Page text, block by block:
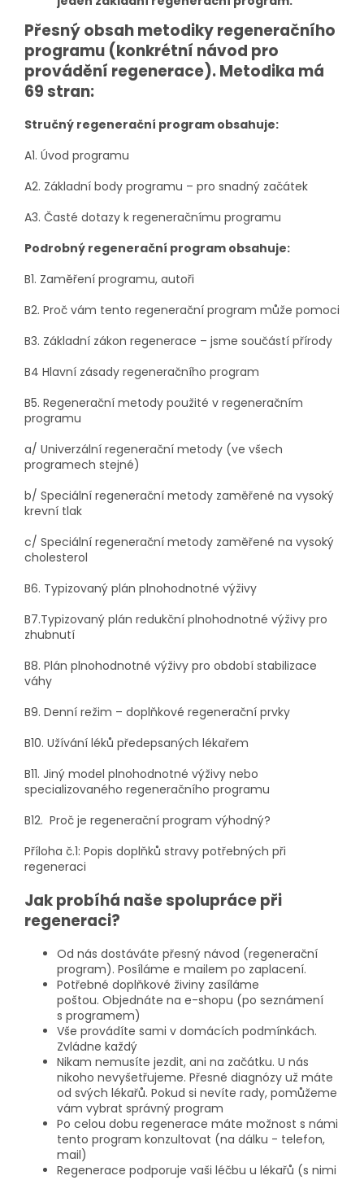
Přesný obsah metodiky regeneračního
programu (konkrétní návod pro
provádění regenerace). Metodika má
69 stran:
Stručný regenerační program obsahuje:
A1. Úvod programu
A2. Základní body programu – pro snadný začátek
A3. Časté dotazy k regeneračnímu programu
Podrobný regenerační program obsahuje:
B1. Zaměření programu, autoři
B2. Proč vám tento regenerační program může pomoci
B3. Základní zákon regenerace – jsme součástí přírody
B4 Hlavní zásady regeneračního program
B5. Regenerační metody použité v regeneračním
programu
a/ Univerzální regenerační metody (ve všech
programech stejné)
b/ Speciální regenerační metody zaměřené na vysoký
krevní tlak
c/ Speciální regenerační metody zaměřené na vysoký
cholesterol
B6. Typizovaný plán plnohodnotné výživy
B7.Typizovaný plán redukční plnohodnotné výživy pro
zhubnutí
B8. Plán plnohodnotné výživy pro období stabilizace
váhy
B9. Denní režim – doplňkové regenerační prvky
B10. Užívání léků předepsaných lékařem
B11. Jiný model plnohodnotné výživy nebo
specializovaného regeneračního programu
B12. Proč je regenerační program výhodný?
Příloha č.1: Popis doplňků stravy potřebných při
regeneraci
Jak probíhá naše spolupráce při
regeneraci?
Od nás dostáváte přesný návod (regenerační
program). Posíláme e mailem po zaplacení.
Potřebné doplňkové živiny zasíláme
poštou. Objednáte na e-shopu (po seznámení
s programem)
Vše provádíte sami v domácích podmínkách.
Zvládne každý
Nikam nemusíte jezdit, ani na začátku. U nás
nikoho nevyšetřujeme. Přesné diagnózy už máte
od svých lékařů. Pokud si nevíte rady, pomůžeme
vám vybrat správný program
Po celou dobu regenerace máte možnost s námi
tento program konzultovat (na dálku - telefon,
mail)
Regenerace podporuje vaši léčbu u lékařů (s nimi